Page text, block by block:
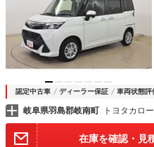
認定中古車 ディーラー保証 車両状態評
岐阜県羽島郡岐南町
在庫を確認・見